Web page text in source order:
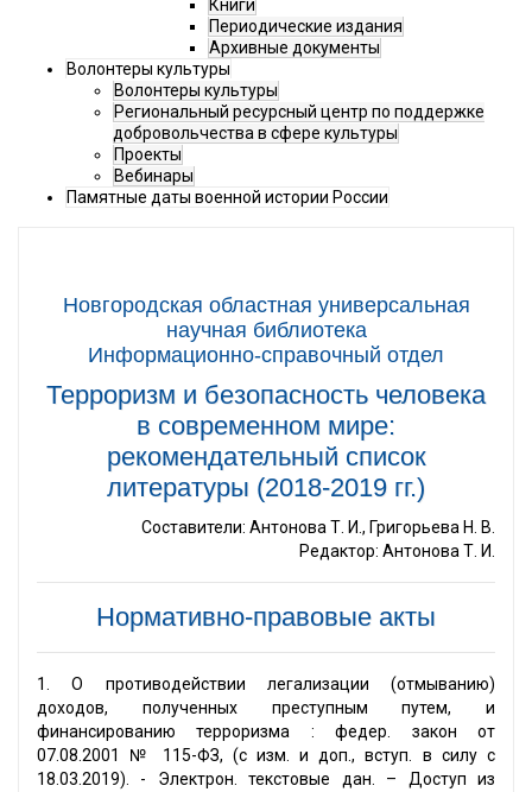
Книги
Периодические издания
Архивные документы
Волонтеры культуры
Волонтеры культуры
Региональный ресурсный центр по поддержке
добровольчества в сфере культуры
Проекты
Вебинары
Памятные даты военной истории России
Новгородская областная универсальная
научная библиотека
Информационно-справочный отдел
Терроризм и безопасность человека
в современном мире:
рекомендательный список
литературы (2018-2019 гг.)
Составители: Антонова Т. И., Григорьева Н. В.
Редактор: Антонова Т. И.
Нормативно-правовые акты
1. О противодействии легализации (отмыванию)
доходов, полученных преступным путем, и
финансированию терроризма : федер. закон от
07.08.2001 № 115-ФЗ, (с изм. и доп., вступ. в силу с
18.03.2019). - Электрон. текстовые дан. – Доступ из